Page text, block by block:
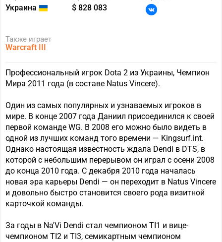
Украина
$ 828 083
Также играет
Warcraft III
Профессиональный игрок Dota 2 из Украины, Чемпион
Мира 2011 года (в составе Natus Vincere).
Один из самых популярных и узнаваемых игроков в
мире. В конце 2007 года Даниил присоединился к своей
первой команде WG. В 2008 его можно было видеть в
одной из лучших команд того времени — Kingsurf.int.
Однако настоящая известность ждала Dendi в DTS, в
которой с небольшим перерывом он играл с осени 2008
до конца 2010 года. С декабря 2010 года началась
новая эра карьеры Dendi — он переходит в Natus Vincere
и довольно быстро становится своего рода визитной
карточкой команды.
За годы в Na'Vi Dendi стал чемпионом TI1 и вице-
чемпионом TI2 и TI3, семикартным чемпионом